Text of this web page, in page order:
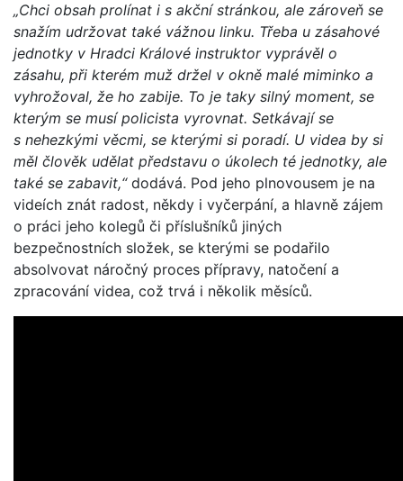
„Chci obsah prolínat i s akční stránkou, ale zároveň se
snažím udržovat také vážnou linku. Třeba u zásahové
jednotky v Hradci Králové instruktor vyprávěl o
zásahu, při kterém muž držel v okně malé miminko a
vyhrožoval, že ho zabije. To je taky silný moment, se
kterým se musí policista vyrovnat. Setkávají se
s nehezkými věcmi, se kterými si poradí. U videa by si
měl člověk udělat představu o úkolech té jednotky, ale
také se zabavit,“dodává. Pod jeho plnovousem je na
videích znát radost, někdy i vyčerpání, a hlavně zájem
o práci jeho kolegů či příslušníků jiných
bezpečnostních složek, se kterými se podařilo
absolvovat náročný proces přípravy, natočení a
zpracování videa, což trvá i několik měsíců.